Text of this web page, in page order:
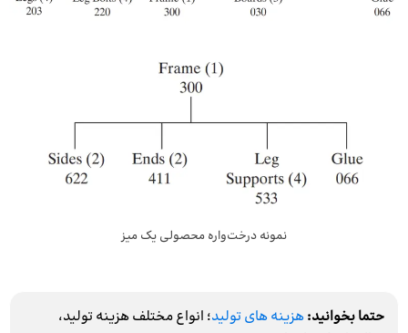
نمونه درخت‌واره محصولی یک میز
حتما بخوانید:هزینه ‌های تولید؛ انواع مختلف هزینه تولید،